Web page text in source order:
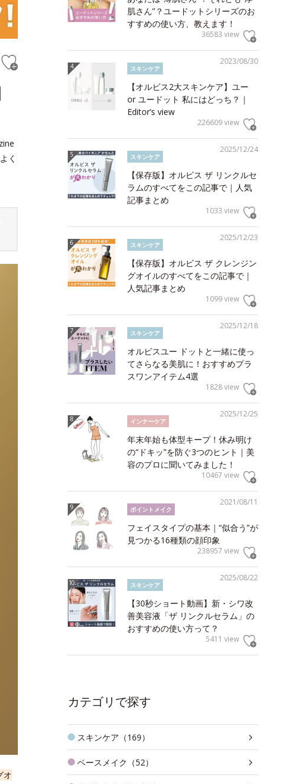
く
オ
肌さん”？ユードットシリーズのお
すすめの使い方、教えます！
36583 view
2023/08/30
スキンケア
【オルビス2大スキンケア】ユー
or ユードット 私にはどっち？｜
Editor’s view
226609 view
2025/12/24
スキンケア
【保存版】オルビス ザ リンクルセ
ラムのすべてをこの記事で｜人気
記事まとめ
1033 view
2025/12/23
スキンケア
【保存版】オルビス ザ クレンジン
グオイルのすべてをこの記事で｜
人気記事まとめ
1099 view
2025/12/18
スキンケア
オルビスユー ドットと一緒に使っ
てさらなる美肌に！おすすめプラ
スワンアイテム4選
1828 view
2025/12/25
インナーケア
年末年始も体型キープ！休み明け
の“ドキッ”を防ぐ3つのヒント｜美
容のプロに聞いてみました！
10467 view
2021/08/11
ポイントメイク
フェイスタイプの基本｜“似合う”が
見つかる16種類の顔印象
238957 view
2025/08/22
スキンケア
【30秒ショート動画】新・シワ改
善美容液「ザ リンクルセラム」の
おすすめの使い方って？
5411 view
カテゴリで探す
スキンケア（169）
ベースメイク（52）